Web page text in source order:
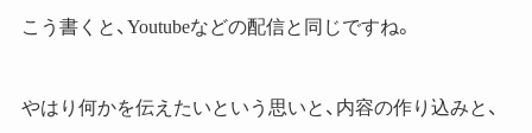
こう書くと、Youtubeなどの配信と同じですね。
やはり何かを伝えたいという思いと、内容の作り込みと、